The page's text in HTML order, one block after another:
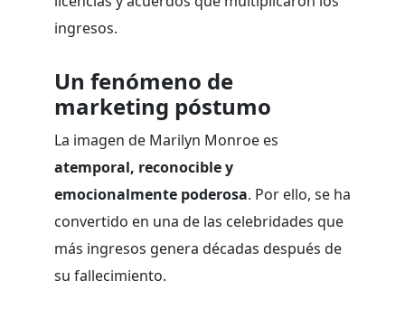
ingresos.
Un fenómeno de
marketing póstumo
La imagen de Marilyn Monroe es
atemporal, reconocible y
emocionalmente poderosa. Por ello, se ha
convertido en una de las celebridades que
más ingresos genera décadas después de
su fallecimiento.